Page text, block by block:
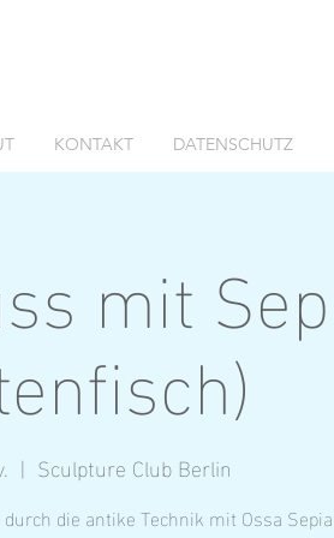
KONTAKT DATENSCHUTZ
mit
  |
Sculpture Club Berlin
die antike Technik mit Ossa